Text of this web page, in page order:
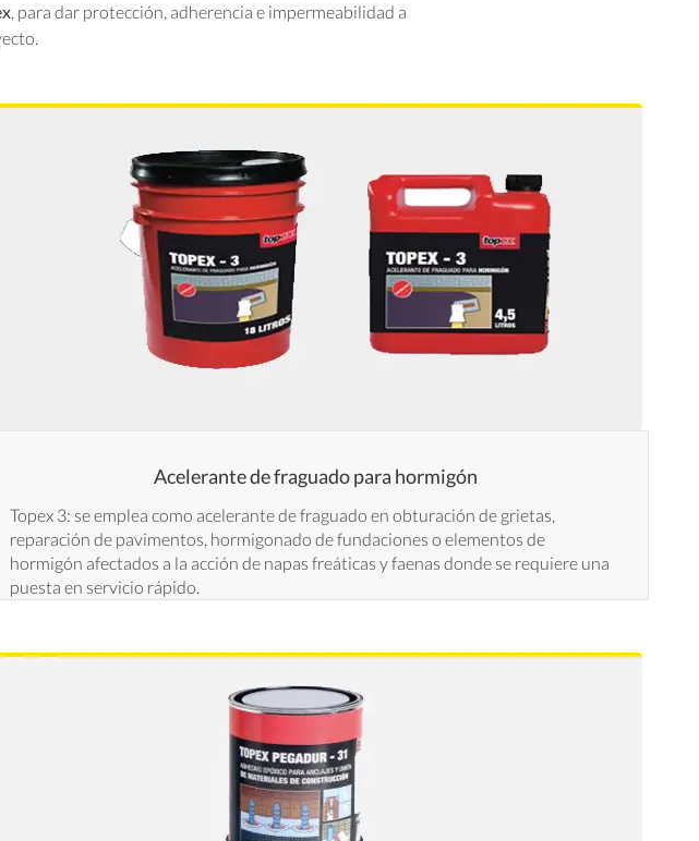
, para dar protección, adherencia e impermeabilidad a
Acelerante de fraguado para hormigón
Topex 3: se emplea como acelerante de fraguado en obturación de grietas,
reparación de pavimentos, hormigonado de fundaciones o elementos de
hormigón afectados a la acción de napas freáticas y faenas donde se requiere una
puesta en servicio rápido.